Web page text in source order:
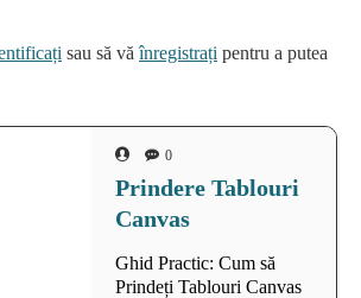
0
Prindere Tablouri
Canvas
Ghid Practic: Cum să
Prindeți Tablouri Canvas
sau să văînregistrați pentru a putea